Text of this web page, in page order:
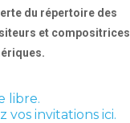
du répertoire des
et compositrices
libre.
vos invitations ici.